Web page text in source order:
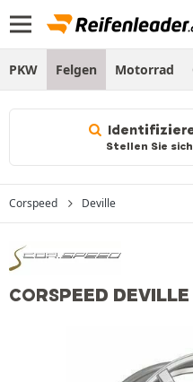
PKW Felgen Motorrad
Stellen Sie
Corspeed Deville
CORSPEED DEVILLE